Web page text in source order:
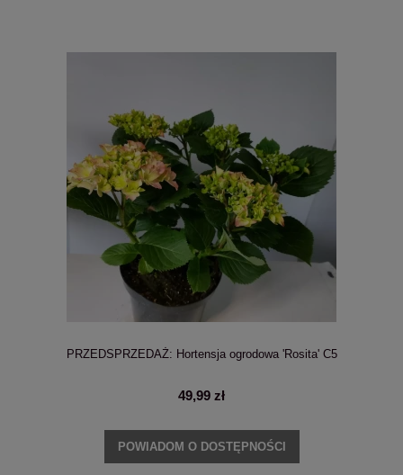
PRZEDSPRZEDAŻ: Hortensja ogrodowa 'Rosita' C5
49,99 zł
POWIADOM O DOSTĘPNOŚCI